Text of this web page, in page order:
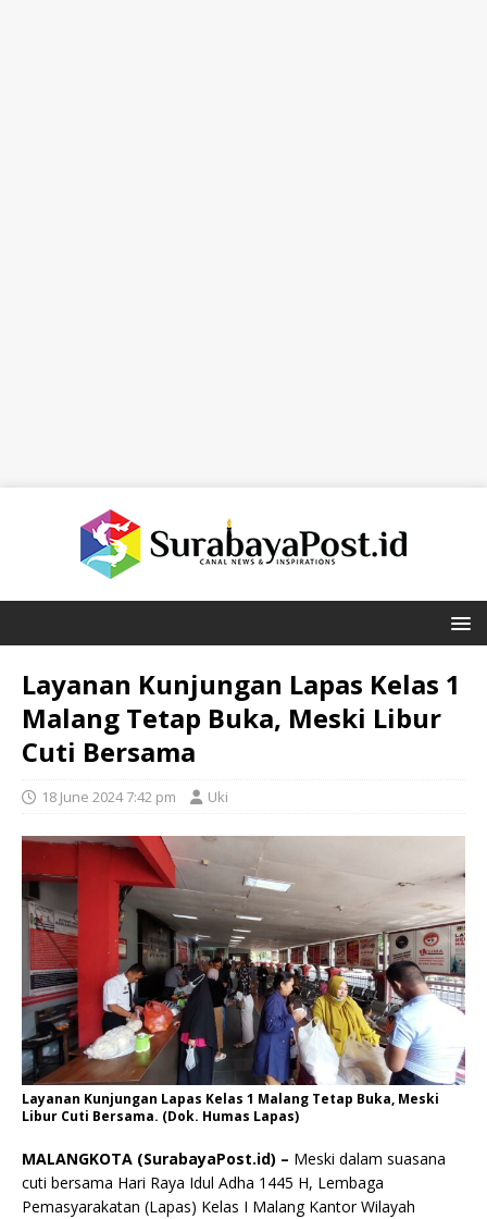
Layanan Kunjungan Lapas Kelas 1
Malang Tetap Buka, Meski Libur
Cuti Bersama
18 June 2024 7:42 pm Uki
Layanan Kunjungan Lapas Kelas 1 Malang Tetap Buka, Meski
Libur Cuti Bersama. (Dok. Humas Lapas)
MALANGKOTA (SurabayaPost.id) – Meski dalam suasana
cuti bersama Hari Raya Idul Adha 1445 H, Lembaga
Pemasyarakatan (Lapas) Kelas I Malang Kantor Wilayah